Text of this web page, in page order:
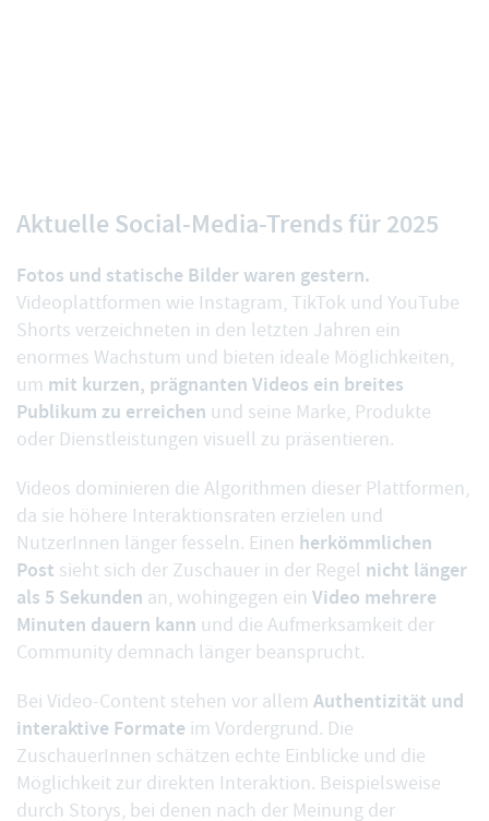
Aktuelle Social-Media-Trends für 2025
Fotos und statische Bilder waren gestern.
Videoplattformen wie Instagram, TikTok und YouTube
Shorts verzeichneten in den letzten Jahren ein
enormes Wachstum und bieten ideale Möglichkeiten,
um mit kurzen, prägnanten Videos ein breites
Publikum zu erreichen und seine Marke, Produkte
oder Dienstleistungen visuell zu präsentieren.
Videos dominieren die Algorithmen dieser Plattformen,
da sie höhere Interaktionsraten erzielen und
NutzerInnen länger fesseln. Einen herkömmlichen
Post sieht sich der Zuschauer in der Regel nicht länger
als 5 Sekunden an, wohingegen ein Video mehrere
Minuten dauern kann und die Aufmerksamkeit der
Community demnach länger beansprucht.
Bei Video-Content stehen vor allem Authentizität und
interaktive Formate im Vordergrund. Die
ZuschauerInnen schätzen echte Einblicke und die
Möglichkeit zur direkten Interaktion. Beispielsweise
durch Storys, bei denen nach der Meinung der